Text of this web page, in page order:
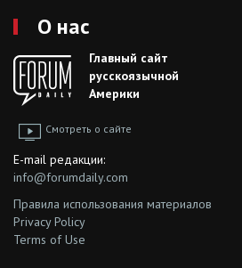
О нас
Главный сайт
русскоязычной
Америки
Смотреть о сайте
E-mail редакции:
info@forumdaily.com
Правила использования материалов
Privacy Policy
Terms of Use